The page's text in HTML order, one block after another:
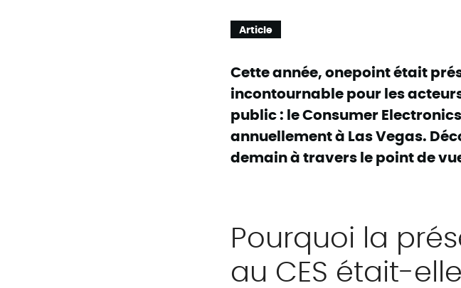
Article
Cette année, onepoint était
incontournable pour les
public : le Consumer
annuellement à Las Vegas.
demain à travers le point de
Pourquoi la
au CES était-